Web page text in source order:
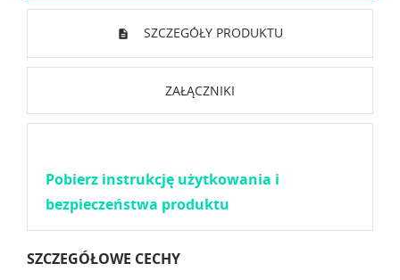
SZCZEGÓŁY PRODUKTU
ZAŁĄCZNIKI
Pobierz instrukcję użytkowania i
bezpieczeństwa produktu
SZCZEGÓŁOWE CECHY